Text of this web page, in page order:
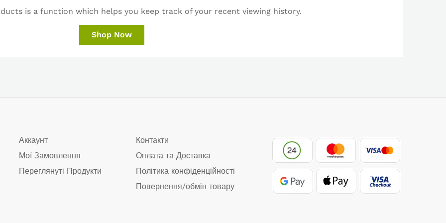
is a function which helps you keep track of your recent viewing history.
Shop Now
Аккаунт
Мої Замовлення
Переглянуті Продукти
Контакти
Оплата та Доставка
Політика конфіденційності
Повернення/обмін товару